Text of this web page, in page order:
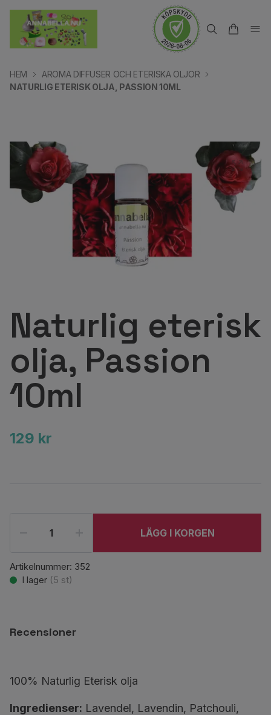
HEM
AROMA DIFFUSER OCH ETERISKA OLJOR
NATURLIG ETERISK OLJA, PASSION 10ML
Naturlig eterisk
olja, Passion
10ml
129 kr
LÄGG I KORGEN
Artikelnummer: 352
I lager (5 st)
Recensioner
100% Naturlig Eterisk olja
Ingredienser: Lavendel, Lavendin, Patchouli,